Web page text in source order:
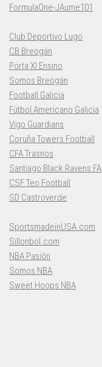
FormulaOne-JAume101
Club Deportivo Lugo
CB Breogán
Porta XI Ensino
Somos Breogán
Football Galicia
Fútbol Americano Galicia
Vigo Guardians
Coruña Towers Football
CFA Trasnos
Santiago Black Ravens FA
CSF Teo Football
SD Castroverde
SportsmadeinUSA.com
Sillonbol.com
NBA Pasión
Somos NBA
Sweet Hoops NBA